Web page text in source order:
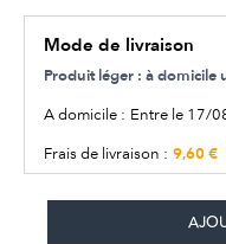
Mode de livraison
Produit léger : à domicile
A domicile : Entre le 17/
Frais de livraison : 9,60 €